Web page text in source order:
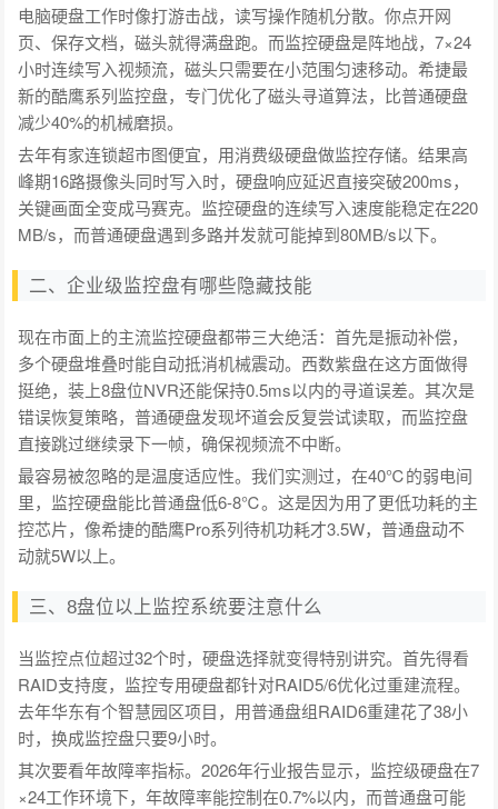
电脑硬盘工作时像打游击战，读写操作随机分散。你点开网
页、保存文档，磁头就得满盘跑。而监控硬盘是阵地战，7×24
小时连续写入视频流，磁头只需要在小范围匀速移动。希捷最
新的酷鹰系列监控盘，专门优化了磁头寻道算法，比普通硬盘
减少40%的机械磨损。
去年有家连锁超市图便宜，用消费级硬盘做监控存储。结果高
峰期16路摄像头同时写入时，硬盘响应延迟直接突破200ms，
关键画面全变成马赛克。监控硬盘的连续写入速度能稳定在220
MB/s，而普通硬盘遇到多路并发就可能掉到80MB/s以下。
二、企业级监控盘有哪些隐藏技能
现在市面上的主流监控硬盘都带三大绝活：首先是振动补偿，
多个硬盘堆叠时能自动抵消机械震动。西数紫盘在这方面做得
挺绝，装上8盘位NVR还能保持0.5ms以内的寻道误差。其次是
错误恢复策略，普通硬盘发现坏道会反复尝试读取，而监控盘
直接跳过继续录下一帧，确保视频流不中断。
最容易被忽略的是温度适应性。我们实测过，在40℃的弱电间
里，监控硬盘能比普通盘低6-8℃。这是因为用了更低功耗的主
控芯片，像希捷的酷鹰Pro系列待机功耗才3.5W，普通盘动不
动就5W以上。
三、8盘位以上监控系统要注意什么
当监控点位超过32个时，硬盘选择就变得特别讲究。首先得看
RAID支持度，监控专用硬盘都针对RAID5/6优化过重建流程。
去年华东有个智慧园区项目，用普通盘组RAID6重建花了38小
时，换成监控盘只要9小时。
其次要看年故障率指标。2026年行业报告显示，监控级硬盘在7
×24工作环境下，年故障率能控制在0.7%以内，而普通盘可能